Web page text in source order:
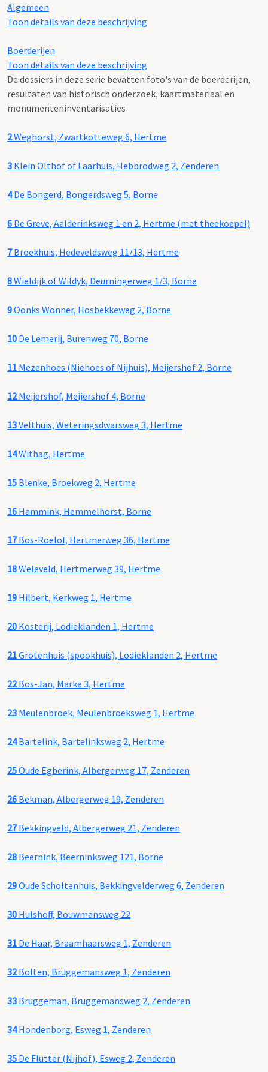
Algemeen
Toon details van deze beschrijving
Boerderijen
Toon details van deze beschrijving
De dossiers in deze serie bevatten foto's van de boerderijen,
resultaten van historisch onderzoek, kaartmateriaal en
monumenteninventarisaties
2Weghorst, Zwartkotteweg 6, Hertme
3 Klein Olthof of Laarhuis, Hebbrodweg 2, Zenderen
4De Bongerd, Bongerdsweg 5, Borne
6 De Greve, Aalderinksweg 1 en 2, Hertme (met theekoepel)
7Broekhuis, Hedeveldsweg 11/13, Hertme
8Wieldijk of Wildyk, Deurningerweg 1/3, Borne
9Oonks Wonner, Hosbekkeweg 2, Borne
10 De Lemerij, Burenweg 70, Borne
11 Mezenhoes (Niehoes of Nijhuis), Meijershof 2, Borne
12Meijershof, Meijershof 4, Borne
13Velthuis, Weteringsdwarsweg 3, Hertme
14Withag, Hertme
15 Blenke, Broekweg 2, Hertme
16 Hammink, Hemmelhorst, Borne
17Bos-Roelof, Hertmerweg 36, Hertme
18Weleveld, Hertmerweg 39, Hertme
19 Hilbert, Kerkweg 1, Hertme
20 Kosterij, Lodieklanden 1, Hertme
21Grotenhuis (spookhuis), Lodieklanden 2, Hertme
22Bos-Jan, Marke 3, Hertme
23 Meulenbroek, Meulenbroeksweg 1, Hertme
24Bartelink, Bartelinksweg 2, Hertme
25Oude Egberink, Albergerweg 17, Zenderen
26 Bekman, Albergerweg 19, Zenderen
27Bekkingveld, Albergerweg 21, Zenderen
28 Beernink, Beerninksweg 121, Borne
29Oude Scholtenhuis, Bekkingvelderweg 6, Zenderen
30 Hulshoff, Bouwmansweg 22
31 De Haar, Braamhaarsweg 1, Zenderen
32Bolten, Bruggemansweg 1, Zenderen
33 Bruggeman, Bruggemansweg 2, Zenderen
34Hondenborg, Esweg 1, Zenderen
35 De Flutter (Nijhof), Esweg 2, Zenderen